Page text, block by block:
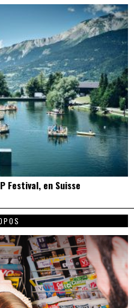
Festival, en Suisse